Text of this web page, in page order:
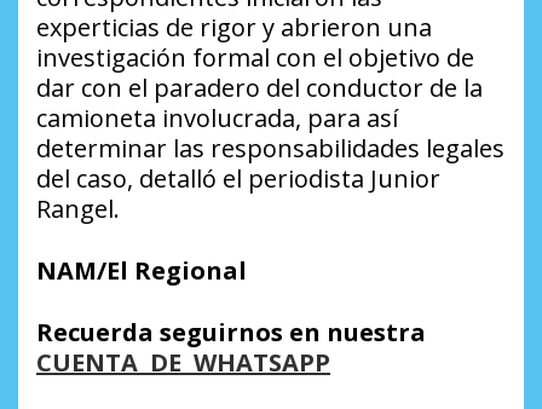
experticias de rigor y abrieron una
investigación formal con el objetivo de
dar con el paradero del conductor de la
camioneta involucrada, para así
determinar las responsabilidades legales
del caso, detalló el periodista Junior
Rangel.
NAM/El Regional
Recuerda seguirnos en nuestra
CUENTA DE WHATSAPP